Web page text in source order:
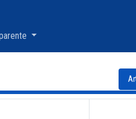
(current)